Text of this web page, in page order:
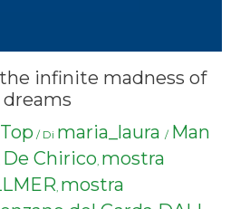
the infinite madness of
dreams
/ Di maria_laura / Man
De Chirico, mostra
, mostra